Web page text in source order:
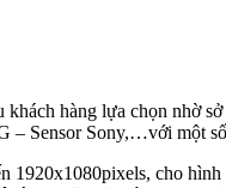
hàng lựa chọn nhờ
– Sensor Sony,…với một
1920x1080pixels, cho